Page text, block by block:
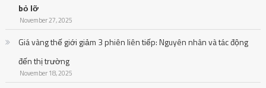
bỏ lỡ
November 27, 2025
Giá vàng thế giới giảm 3 phiên liên tiếp: Nguyên nhân và tác động
đến thị trường
November 18, 2025